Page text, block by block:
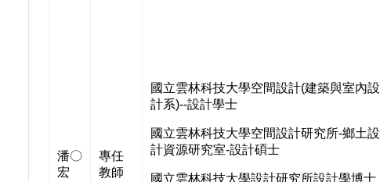
潘〇
宏
專任
教師
國立雲林科技大學空間設計(建築與室內設
計系)--設計學士
國立雲林科技大學空間設計研究所-鄉土設
計資源研究室-設計碩士
國立雲林科技大學設計研究所設計學博士